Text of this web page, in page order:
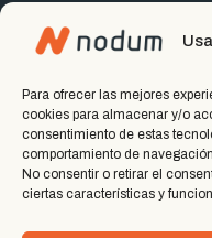
Para ofrecer las mejores
cookies para almacenar y/o
consentimiento de estas
comportamiento de
No consentir o retirar el
ciertas características y
Miembros del grupo
Nodum © 2026. Todos los
Política de Privacidad
Términos del Servicio